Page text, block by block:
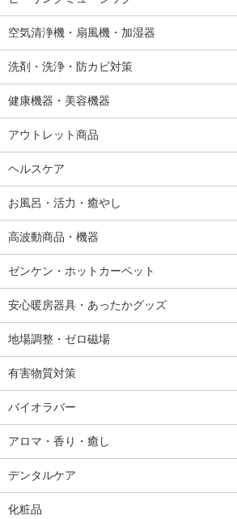
空気清浄機・扇風機・加湿器
洗剤・洗浄・防カビ対策
健康機器・美容機器
アウトレット商品
ヘルスケア
お風呂・活力・癒やし
高波動商品・機器
ゼンケン・ホットカーペット
安心暖房器具・あったかグッズ
地場調整・ゼロ磁場
有害物質対策
バイオラバー
アロマ・香り・癒し
デンタルケア
化粧品